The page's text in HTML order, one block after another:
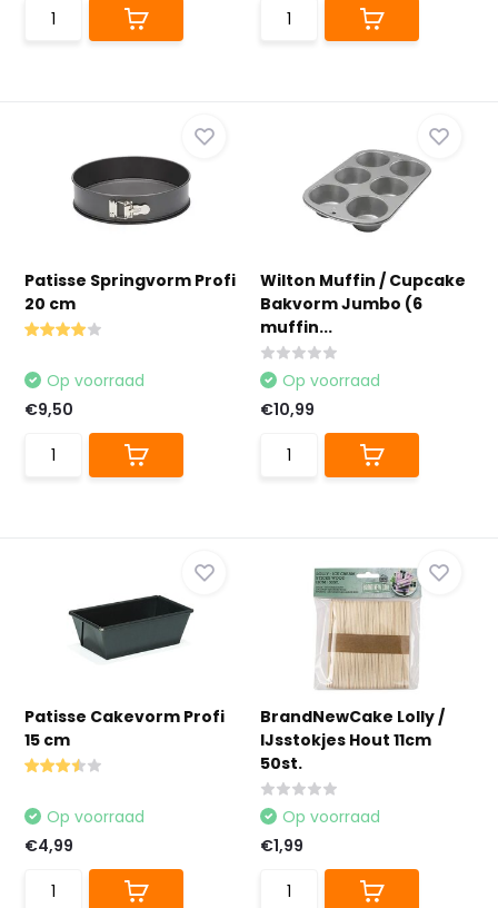
Patisse Springvorm Profi
20 cm
Op voorraad
€9,50
Wilton Muffin / Cupcake
Bakvorm Jumbo (6
muffin...
Op voorraad
€10,99
Patisse Cakevorm Profi
15 cm
Op voorraad
€4,99
BrandNewCake Lolly /
IJsstokjes Hout 11cm
50st.
Op voorraad
€1,99